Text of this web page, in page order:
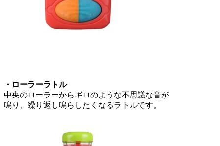
・ローラーラトル
中央のローラーからギロのような不思議な音が
鳴り、繰り返し鳴らしたくなるラトルです。